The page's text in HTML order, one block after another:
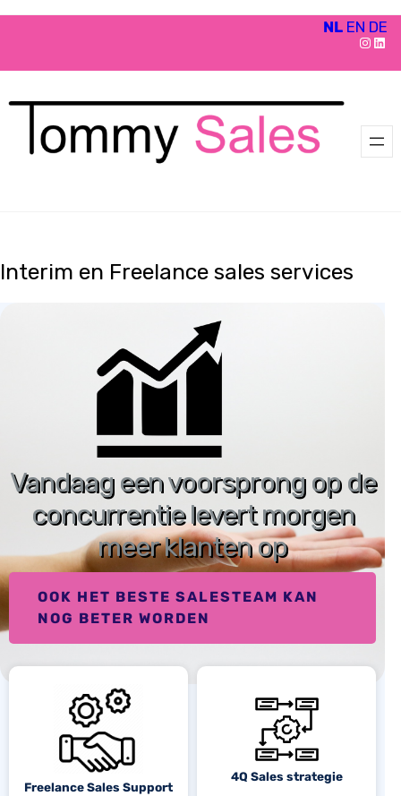
LinkedIn company
Interim en Freelance sales services
Vandaag een voorsprong op de
concurrentie levert morgen
meer klanten op
OOK HET BESTE SALESTEAM KAN
NOG BETER WORDEN
Freelance Sales Support
4Q Sales strategie
NL EN DE